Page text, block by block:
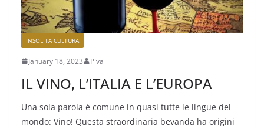
INSOLITA CULTURA
January 18, 2023 Piva
IL VINO, L’ITALIA E L’EUROPA
Una sola parola è comune in quasi tutte le lingue del
mondo: Vino! Questa straordinaria bevanda ha origini